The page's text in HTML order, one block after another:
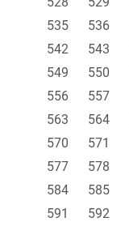
535
536
542
543
549
550
556
557
563
564
570
571
577
578
584
585
591
592